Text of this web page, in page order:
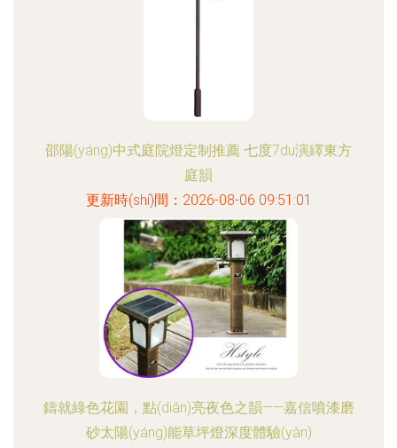
邵陽(yáng)中式庭院燈定制推薦 七度7du演繹東方
庭韻
更新時(shí)間：2026-08-06 09:51:01
鑄就綠色花園，點(diǎn)亮夜色之韻——嘉信噴漆磨
砂太陽(yáng)能草坪燈深度體驗(yàn)